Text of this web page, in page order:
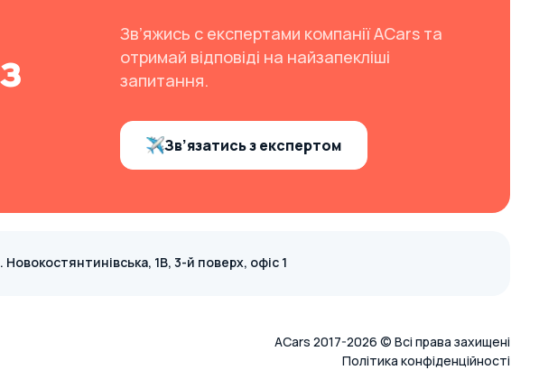
Зв’яжись с експертами компанії ACars та
отримай відповіді на найзапекліші
запитання.
Зв’язатись з експертом
Новокостянтинівська, 1В, 3-й поверх, офіс 1
ACars 2017-2026 © Всі права захищені
Політика конфіденційності